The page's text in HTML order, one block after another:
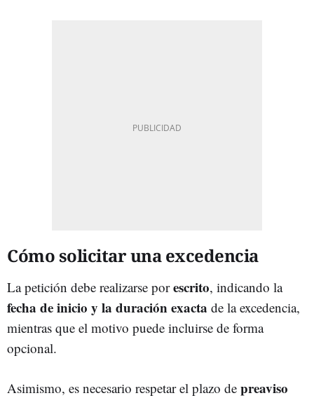
Cómo solicitar una excedencia
La petición debe realizarse porescrito, indicando la
fecha de inicio y la duración exacta de la excedencia,
mientras que el motivo puede incluirse de forma
opcional.
Asimismo, es necesario respetar el plazo de preaviso